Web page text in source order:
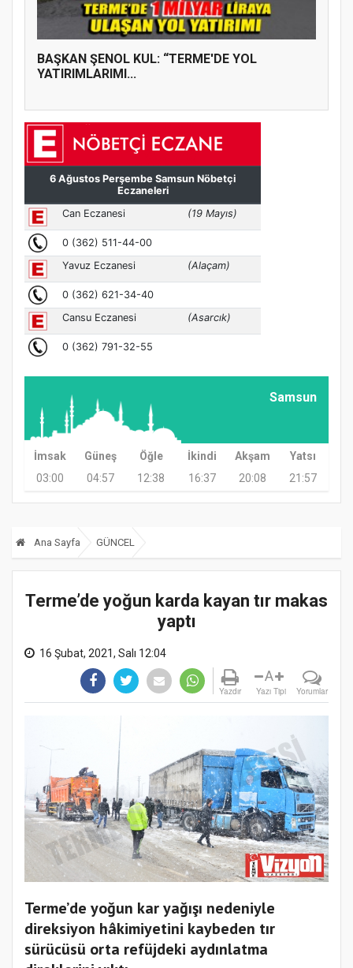
BAŞKAN ŞENOL KUL: “TERME'DE YOL
YATIRIMLARIMI...
Samsun
İmsak Güneş Öğle İkindi Akşam
Yatsı
03:00
04:57 12:38 16:37 20:08 21:57
Ana Sayfa GÜNCEL
Terme’de yoğun karda kayan tır makas
yaptı
16 Şubat, 2021, Salı 12:04
Yazdır
A
Yazı Tipi Yorumlar
Terme’de yoğun kar yağışı nedeniyle
direksiyon hâkimiyetini kaybeden tır
sürücüsü orta refüjdeki aydınlatma